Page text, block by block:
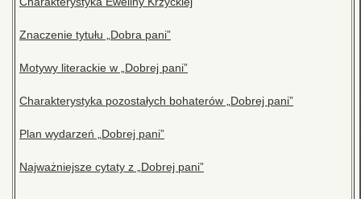
Znaczenie tytułu „Dobra pani”
Motywy literackie w „Dobrej pani”
Charakterystyka pozostałych bohaterów „Dobrej pani”
Plan wydarzeń „Dobrej pani”
Najważniejsze cytaty z „Dobrej pani”